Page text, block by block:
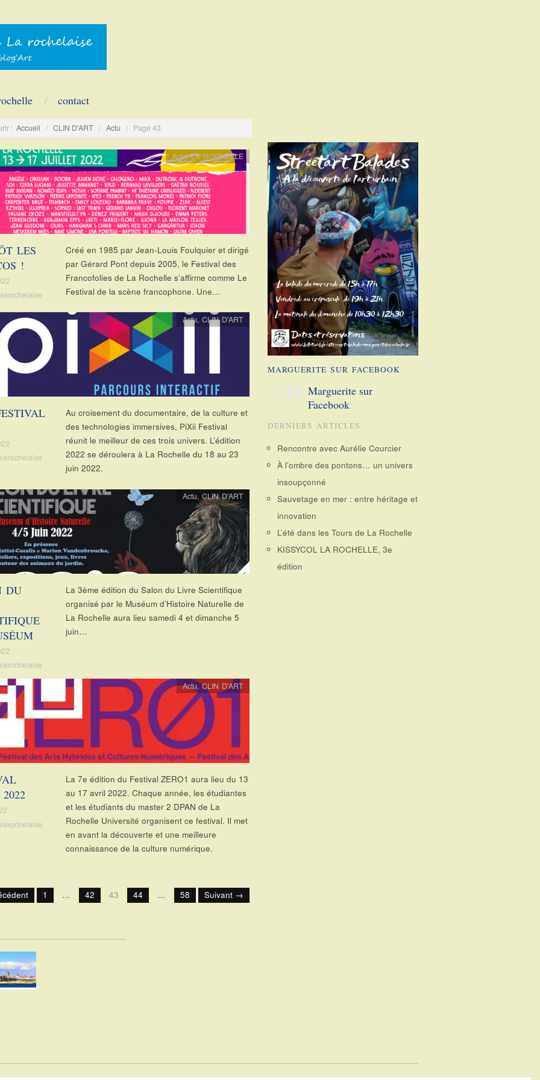
contact
: Accueil / CLIN D'ART / Actu / Page 43
LES
!
Actu,LA ROCHELLE
Créé en 1985 par Jean-Louis Foulquier et dirigé
par Gérard Pont depuis 2005, le Festival des
Francofolies de La Rochelle s’affirme comme Le
Festival de la scène francophone. Une…
Actu,CLIN D'ART
Au croisement du documentaire, de la culture et
des technologies immersives, PiXii Festival
réunit le meilleur de ces trois univers. L’édition
2022 se déroulera à La Rochelle du 18 au 23
juin 2022.
DU
Actu,CLIN D'ART
La 3ème édition du Salon du Livre Scientifique
organisé par le Muséum d’Histoire Naturelle de
La Rochelle aura lieu samedi 4 et dimanche 5
juin…
Actu,CLIN D'ART
La 7e édition du Festival ZERO1 aura lieu du 13
au 17 avril 2022. Chaque année, les étudiantes
et les étudiants du master 2 DPAN de La
Rochelle Université organisent ce festival. Il met
en avant la découverte et une meilleure
connaissance de la culture numérique.
1 … 42 43 44 … 58 Suivant →
MARGUERITE SUR FACEBOOK
Marguerite sur
Facebook
DERNIERS ARTICLES
Rencontre avec Aurélie Courcier
À l’ombre des pontons… un univers
insoupçonné
Sauvetage en mer : entre héritage et
innovation
L’été dans les Tours de La Rochelle
KISSYCOL LA ROCHELLE, 3e
édition